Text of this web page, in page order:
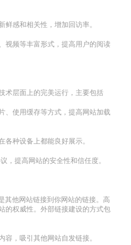
鲜感和相关性，增加回访率。
视频等丰富形式，提高用户的阅读
术层面上的完美运行，主要包括
、使用缓存等方式，提高网站加载
各种设备上都能良好展示。
，提高网站的安全性和信任度。
其他网站链接到你网站的链接。高
的权威性。外部链接建设的方式包
容，吸引其他网站自发链接。